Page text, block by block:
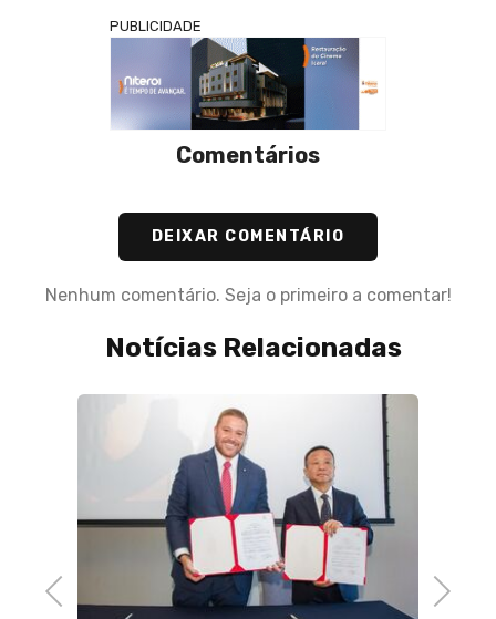
PUBLICIDADE
Comentários
DEIXAR COMENTÁRIO
Nenhum comentário. Seja o primeiro a comentar!
Notícias Relacionadas
Previous Next